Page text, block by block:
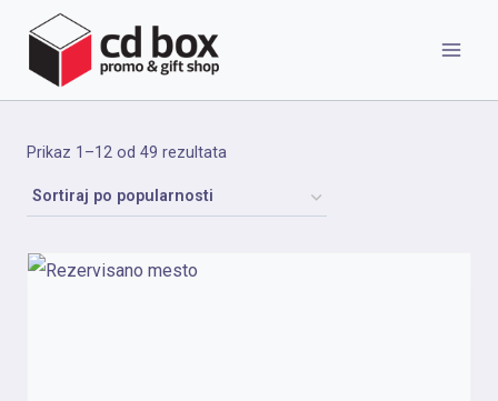
content
Prikaz 1–12 od 49 rezultata
popularnosti